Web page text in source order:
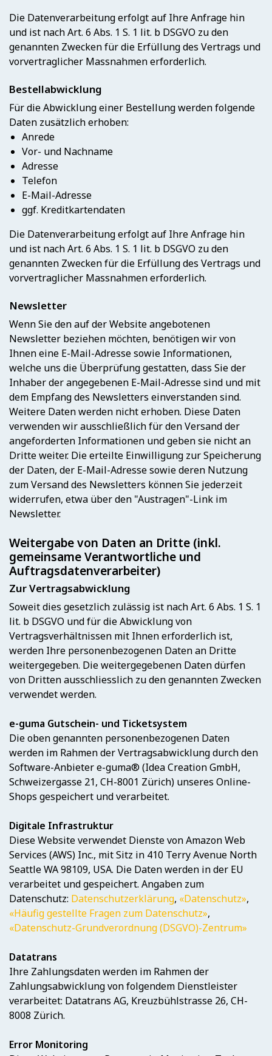
Die Datenverarbeitung erfolgt auf Ihre Anfrage hin
und ist nach Art. 6 Abs. 1 S. 1 lit. b DSGVO zu den
genannten Zwecken für die Erfüllung des Vertrags und
vorvertraglicher Massnahmen erforderlich.
Bestellabwicklung
Für die Abwicklung einer Bestellung werden folgende
Daten zusätzlich erhoben:
Anrede
Vor- und Nachname
Adresse
Telefon
E-Mail-Adresse
ggf. Kreditkartendaten
Die Datenverarbeitung erfolgt auf Ihre Anfrage hin
und ist nach Art. 6 Abs. 1 S. 1 lit. b DSGVO zu den
genannten Zwecken für die Erfüllung des Vertrags und
vorvertraglicher Massnahmen erforderlich.
Newsletter
Wenn Sie den auf der Website angebotenen
Newsletter beziehen möchten, benötigen wir von
Ihnen eine E-Mail-Adresse sowie Informationen,
welche uns die Überprüfung gestatten, dass Sie der
Inhaber der angegebenen E-Mail-Adresse sind und mit
dem Empfang des Newsletters einverstanden sind.
Weitere Daten werden nicht erhoben. Diese Daten
verwenden wir ausschließlich für den Versand der
angeforderten Informationen und geben sie nicht an
Dritte weiter. Die erteilte Einwilligung zur Speicherung
der Daten, der E-Mail-Adresse sowie deren Nutzung
zum Versand des Newsletters können Sie jederzeit
widerrufen, etwa über den "Austragen"-Link im
Newsletter.
Weitergabe von Daten an Dritte (inkl.
gemeinsame Verantwortliche und
Auftragsdatenverarbeiter)
Zur Vertragsabwicklung
Soweit dies gesetzlich zulässig ist nach Art. 6 Abs. 1 S. 1
lit. b DSGVO und für die Abwicklung von
Vertragsverhältnissen mit Ihnen erforderlich ist,
werden Ihre personenbezogenen Daten an Dritte
weitergegeben. Die weitergegebenen Daten dürfen
von Dritten ausschliesslich zu den genannten Zwecken
verwendet werden.
e-guma Gutschein- und Ticketsystem
Die oben genannten personenbezogenen Daten
werden im Rahmen der Vertragsabwicklung durch den
Software-Anbieter e-guma® (Idea Creation GmbH,
Schweizergasse 21, CH-8001 Zürich) unseres Online-
Shops gespeichert und verarbeitet.
Digitale Infrastruktur
Diese Website verwendet Dienste von Amazon Web
Services (AWS) Inc., mit Sitz in 410 Terry Avenue North
Seattle WA 98109, USA. Die Daten werden in der EU
verarbeitet und gespeichert. Angaben zum
Datenschutz: Datenschutzerklärung, «Datenschutz»,
«Häufig gestellte Fragen zum Datenschutz»,
«Datenschutz-Grundverordnung (DSGVO)-Zentrum»
Datatrans
Ihre Zahlungsdaten werden im Rahmen der
Zahlungsabwicklung von folgendem Dienstleister
verarbeitet: Datatrans AG, Kreuzbühlstrasse 26, CH-
8008 Zürich.
Error Monitoring